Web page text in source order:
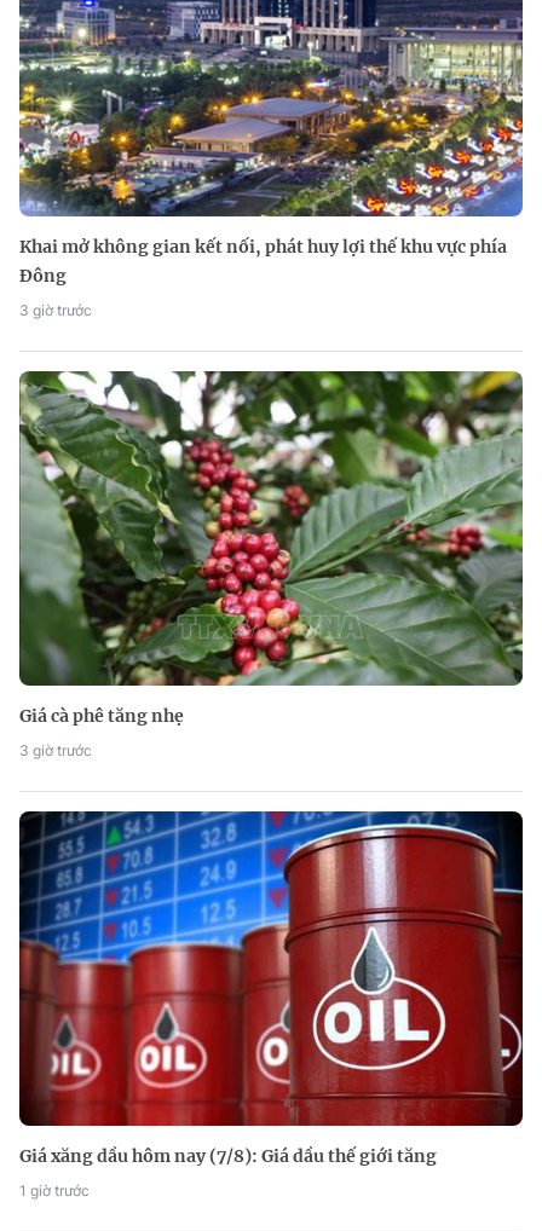
Khai mở không gian kết nối, phát huy lợi thế khu vực phía
Đông
3 giờ trước
Giá cà phê tăng nhẹ
3 giờ trước
Giá xăng dầu hôm nay (7/8): Giá dầu thế giới tăng
1 giờ trước